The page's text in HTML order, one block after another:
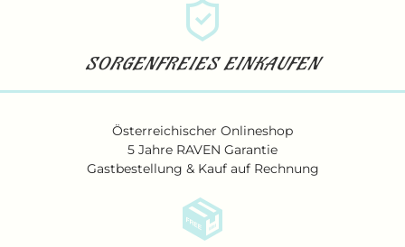
SORGENFREIES EINKAUFEN
Österreichischer Onlineshop
5 Jahre RAVEN Garantie
Gastbestellung & Kauf auf Rechnung